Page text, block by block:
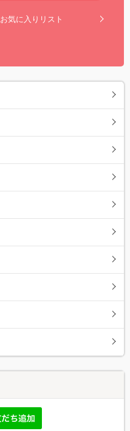
お気に入りリスト